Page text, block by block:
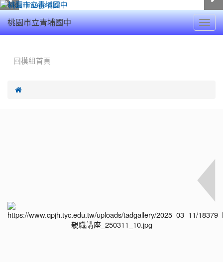
桃園市立青埔國中
回模組首頁
